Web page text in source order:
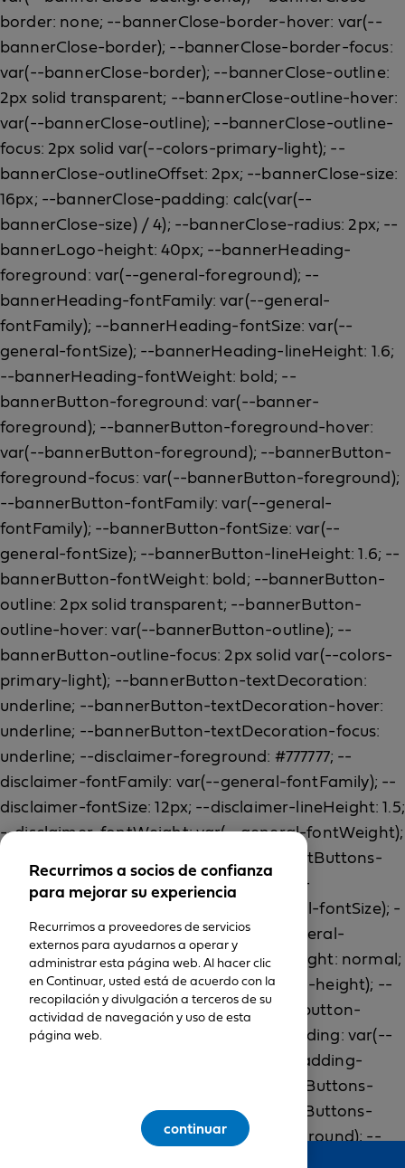
Recurrimos a socios de confianza
para mejorar su experiencia
Recurrimos a proveedores de servicios
externos para ayudarnos a operar y
administrar esta página web. Al hacer clic
en Continuar, usted está de acuerdo con la
recopilación y divulgación a terceros de su
actividad de navegación y uso de esta
página web.
continuar